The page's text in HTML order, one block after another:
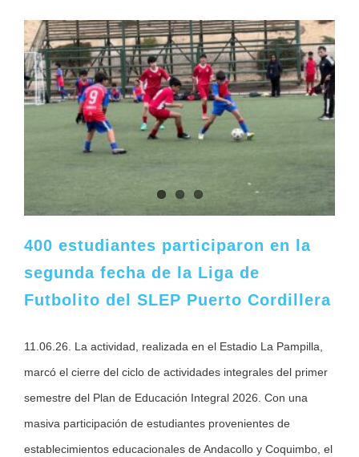
400 estudiantes participaron en la
segunda fecha de la Liga de
Futbolito del SLEP Puerto Cordillera
11.06.26. La actividad, realizada en el Estadio La Pampilla,
marcó el cierre del ciclo de actividades integrales del primer
semestre del Plan de Educación Integral 2026. Con una
masiva participación de estudiantes provenientes de
establecimientos educacionales de Andacollo y Coquimbo, el